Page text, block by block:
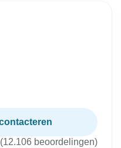
(12.106 beoordelingen)